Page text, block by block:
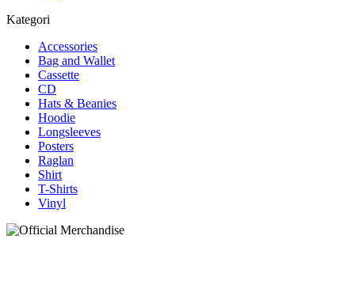
Kategori
Accessories
Bag and Wallet
Cassette
CD
Hats & Beanies
Hoodie
Longsleeves
Posters
Raglan
Shirt
T-Shirts
Vinyl